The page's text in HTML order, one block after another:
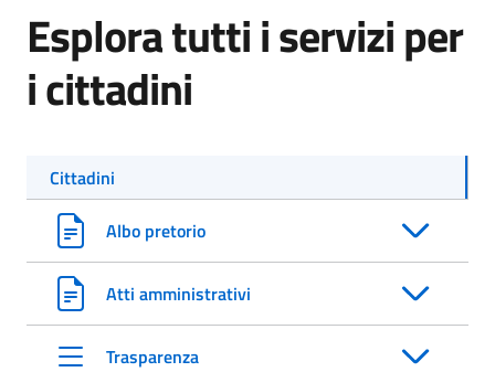
Esplora tutti i servizi per
i cittadini
Cittadini
Albo pretorio
Atti amministrativi
Trasparenza